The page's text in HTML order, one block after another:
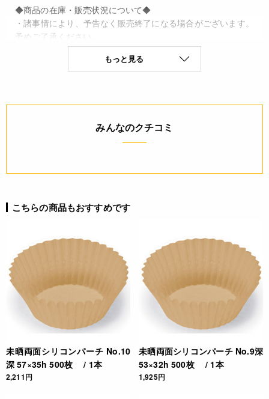
◆商品の在庫・販売状況について◆
・諸事情により、予告なく販売終了になる場合がございます。
予めご了承ください。
・当サイトに掲載されている商品は、ご購入可能な状態にあっ
ても必ずしも在庫を保証するものではありません。予めご了承
◆材質：両面シリコン未晒耐油紙
4991120235808
もっと見る
みんなのクチコミ
こちらの商品もおすすめです
未晒両面シリコンパーチ No.10
深 57×35h 500枚 / 1本
2,211円
未晒両面シリコンパーチ No.9深
53×32h 500枚 / 1本
1,925円